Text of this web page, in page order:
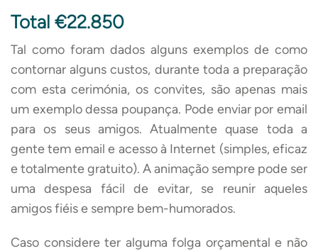
Total €22.850
Tal como foram dados alguns exemplos de como
contornar alguns custos, durante toda a preparação
com esta cerimónia, os convites, são apenas mais
um exemplo dessa poupança. Pode enviar por email
para os seus amigos. Atualmente quase toda a
gente tem email e acesso à Internet (simples, eficaz
e totalmente gratuito). A animação sempre pode ser
uma despesa fácil de evitar, se reunir aqueles
amigos fiéis e sempre bem-humorados.
Caso considere ter alguma folga orçamental e não